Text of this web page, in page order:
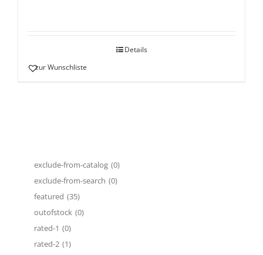
Details
zur Wunschliste
exclude-from-catalog (0)
exclude-from-search (0)
featured (35)
outofstock (0)
rated-1 (0)
rated-2 (1)